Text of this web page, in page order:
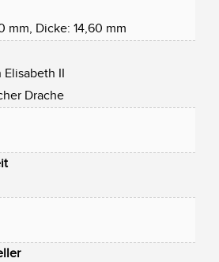
mm, Dicke: 14,60 mm
II
Drache